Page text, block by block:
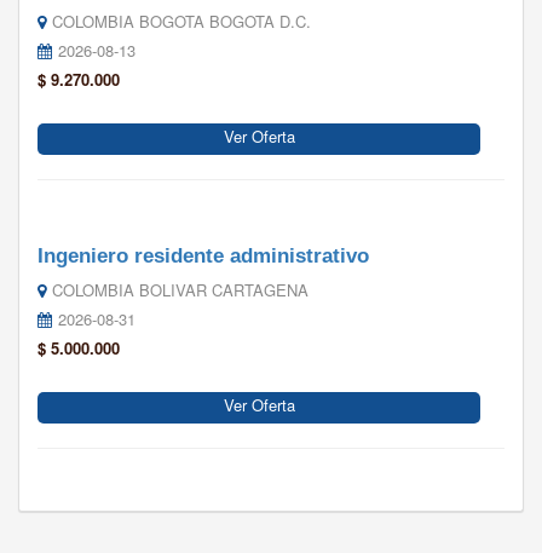
COLOMBIA BOGOTA BOGOTA D.C.
2026-08-13
$ 9.270.000
Ver Oferta
Ingeniero residente administrativo
COLOMBIA BOLIVAR CARTAGENA
2026-08-31
$ 5.000.000
Ver Oferta